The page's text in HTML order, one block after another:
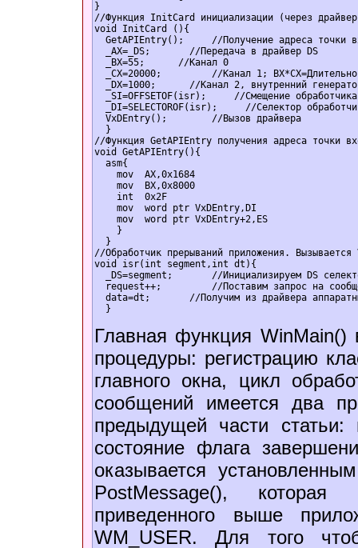
}
//Функция InitCard инициализации (через
void InitCard (){
GetAPIEntry();     //Получение адреса точки
_AX=_DS;       //Передача в драйвер DS
_BX=55;      //Канал 0
_CX=20000;         //Канал 1;
_DX=1000;      //Канал 2, внутренний
_SI=OFFSETOF(isr);     //Смещение
_DI=SELECTOROF(isr);     //Селектор
VxDEntry();        //Вызов драйвера
}
//Функция GetAPIEntry получения адреса точки
void GetAPIEntry(){
asm{
mov  AX,0x1684
mov  BX,0x8000
int  0x2F
mov  word ptr VxDEntry,DI
mov  word ptr VxDEntry+2,ES
}
}
//Обработчик прерываний приложения.
void isr(int segment,int dt){
_DS=segment;       //Инициализируем DS
request++;         //Поставим запрос на
data=dt;       //Получим из драйвера
}
Главная функция WinMain()
процедуры: регистрацию
главного окна, цикл
сообщений имеется два
предыдущей части
состояние флага
оказывается
PostMessage(),
приведенного выше
WM_USER. Для того